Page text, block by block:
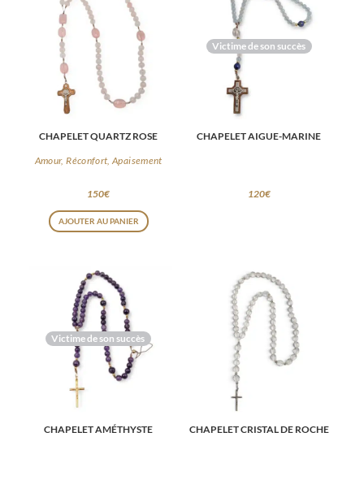
CHAPELET QUARTZ ROSE
Amour, Réconfort, Apaisement
150€
AJOUTER AU PANIER
Victime de son succès
CHAPELET AIGUE-MARINE
120€
Victime de son succès
CHAPELET AMÉTHYSTE CHAPELET CRISTAL DE ROCHE